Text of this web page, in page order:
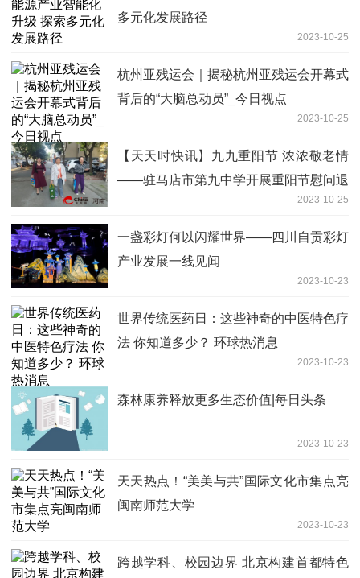
多元化发展路径
2023-10-25
杭州亚残运会｜揭秘杭州亚残运会开幕式
背后的“大脑总动员”_今日视点
2023-10-25
【天天时快讯】九九重阳节 浓浓敬老情
——驻马店市第九中学开展重阳节慰问退
2023-10-25
一盏彩灯何以闪耀世界——四川自贡彩灯
产业发展一线见闻
2023-10-23
世界传统医药日：这些神奇的中医特色疗
法 你知道多少？ 环球热消息
2023-10-23
森林康养释放更多生态价值|每日头条
2023-10-23
天天热点！“美美与共”国际文化市集点亮
闽南师范大学
2023-10-23
跨越学科、校园边界 北京构建首都特色